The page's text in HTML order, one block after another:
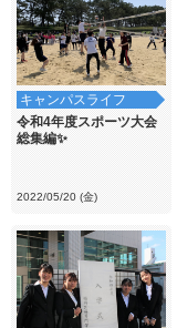
キャンパスライフ
令和4年度スポーツ大会
総集編✨
2022/05/20 (金)